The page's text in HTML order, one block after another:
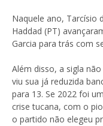
Naquele ano, Tarcísio
Haddad (PT)
Garcia para trás com
Além disso, a sigla
viu sua já reduzida
para 13. Se 2022 foi
crise tucana, com o
o partido não elegeu